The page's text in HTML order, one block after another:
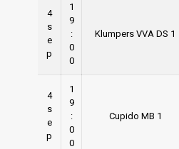
4
s
e
p
1
9
:
0
0
Klumpers VVA DS 1
4
s
e
p
1
9
:
0
0
Cupido MB 1